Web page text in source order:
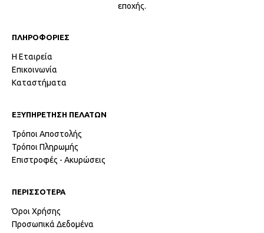
εποχής.
ΠΛΗΡΟΦΟΡΙΕΣ
Η Εταιρεία
Επικοινωνία
Καταστήματα
ΕΞΥΠΗΡΕΤΗΣΗ ΠΕΛΑΤΩΝ
Τρόποι Αποστολής
Τρόποι Πληρωμής
Επιστροφές - Ακυρώσεις
ΠΕΡΙΣΣΟΤΕΡΑ
Όροι Χρήσης
Προσωπικά Δεδομένα